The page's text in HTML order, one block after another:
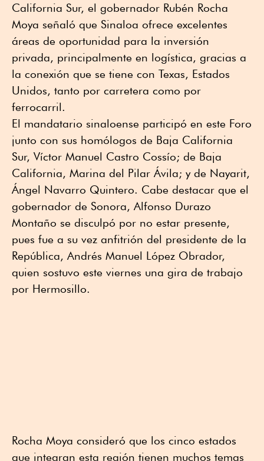
California Sur, el gobernador Rubén Rocha
Moya señaló que Sinaloa ofrece excelentes
áreas de oportunidad para la inversión
privada, principalmente en logística, gracias a
la conexión que se tiene con Texas, Estados
Unidos, tanto por carretera como por
ferrocarril.
El mandatario sinaloense participó en este Foro
junto con sus homólogos de Baja California
Sur, Víctor Manuel Castro Cossío; de Baja
California, Marina del Pilar Ávila; y de Nayarit,
Ángel Navarro Quintero. Cabe destacar que el
gobernador de Sonora, Alfonso Durazo
Montaño se disculpó por no estar presente,
pues fue a su vez anfitrión del presidente de la
República, Andrés Manuel López Obrador,
quien sostuvo este viernes una gira de trabajo
por Hermosillo.
Rocha Moya consideró que los cinco estados
que integran esta región tienen muchos temas